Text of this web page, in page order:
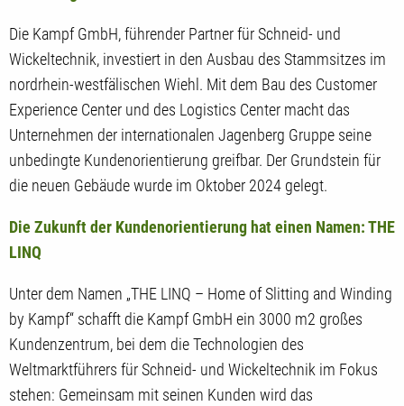
Die Kampf GmbH, führender Partner für Schneid- und
Wickeltechnik, investiert in den Ausbau des Stammsitzes im
nordrhein-westfälischen Wiehl. Mit dem Bau des Customer
Experience Center und des Logistics Center macht das
Unternehmen der internationalen Jagenberg Gruppe seine
unbedingte Kundenorientierung greifbar. Der Grundstein für
die neuen Gebäude wurde im Oktober 2024 gelegt.
Die Zukunft der Kundenorientierung hat einen Namen: THE
LINQ
Unter dem Namen „THE LINQ – Home of Slitting and Winding
by Kampf“ schafft die Kampf GmbH ein 3000 m2 großes
Kundenzentrum, bei dem die Technologien des
Weltmarktführers für Schneid- und Wickeltechnik im Fokus
stehen: Gemeinsam mit seinen Kunden wird das